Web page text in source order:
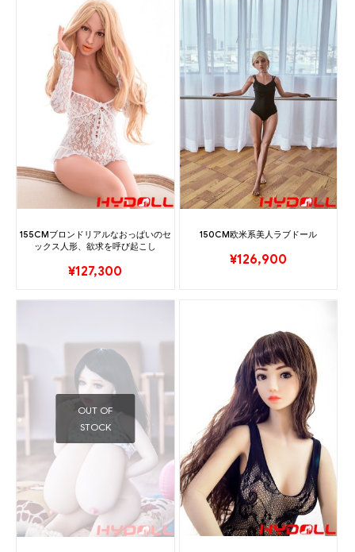
155CMブロンドリアルなおっぱいのセ
ックス人形、欲求を呼び起こし
¥127,300
150CM欧米系美人ラブドール
¥126,900
OUT OF
STOCK